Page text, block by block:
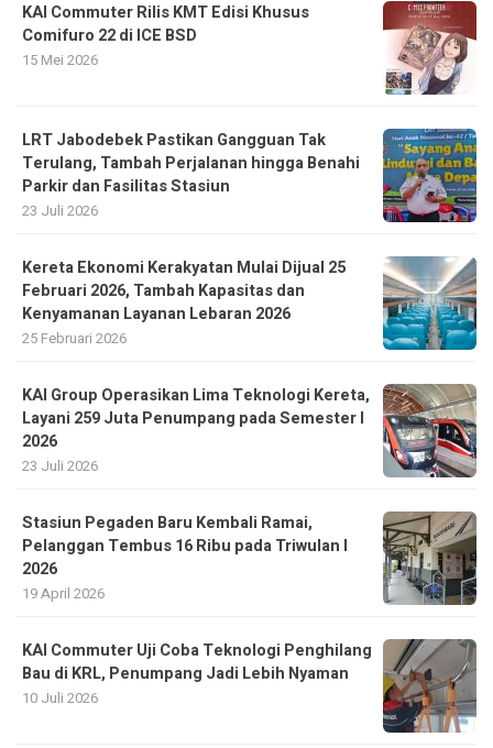
KAI Commuter Rilis KMT Edisi Khusus
Comifuro 22 di ICE BSD
15 Mei 2026
LRT Jabodebek Pastikan Gangguan Tak
Terulang, Tambah Perjalanan hingga Benahi
Parkir dan Fasilitas Stasiun
23 Juli 2026
Kereta Ekonomi Kerakyatan Mulai Dijual 25
Februari 2026, Tambah Kapasitas dan
Kenyamanan Layanan Lebaran 2026
25 Februari 2026
KAI Group Operasikan Lima Teknologi Kereta,
Layani 259 Juta Penumpang pada Semester I
2026
23 Juli 2026
Stasiun Pegaden Baru Kembali Ramai,
Pelanggan Tembus 16 Ribu pada Triwulan I
2026
19 April 2026
KAI Commuter Uji Coba Teknologi Penghilang
Bau di KRL, Penumpang Jadi Lebih Nyaman
10 Juli 2026